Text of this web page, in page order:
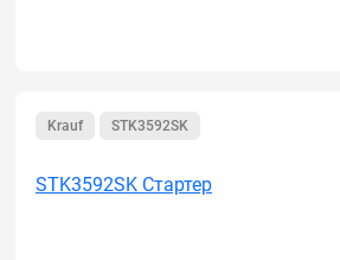
Krauf STK3592SK
STK3592SK Стартер